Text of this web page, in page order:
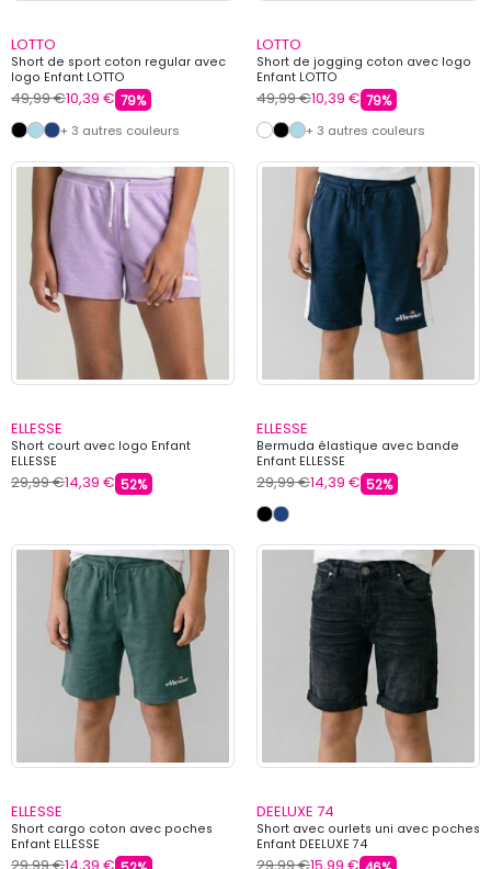
LOTTO
Short de sport coton regular avec
logo Enfant LOTTO
49,99 €10,39 € 79%
+ 3 autres couleurs
LOTTO
Short de jogging coton avec logo
Enfant LOTTO
49,99 €10,39 € 79%
+ 3 autres couleurs
ELLESSE
Short court avec logo Enfant
ELLESSE
29,99 €14,39 € 52%
ELLESSE
Bermuda élastique avec bande
Enfant ELLESSE
29,99 €14,39 € 52%
ELLESSE
Short cargo coton avec poches
Enfant ELLESSE
DEELUXE 74
Short avec ourlets uni avec poches
Enfant DEELUXE 74